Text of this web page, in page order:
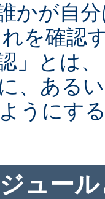
かが自
を確認
」とは
、ある
うにす
ュー